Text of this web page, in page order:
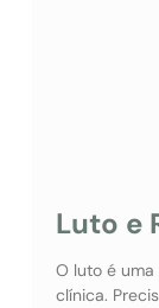
Luto e
O luto é
clínica.